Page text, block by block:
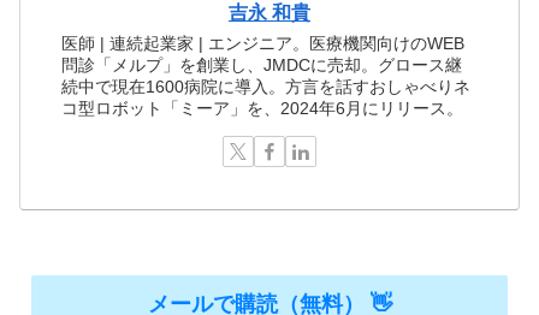
吉永 和貴
医師 | 連続起業家 | エンジニア。医療機関向けのWEB
問診「メルプ」を創業し、JMDCに売却。グロース継
続中で現在1600病院に導入。方言を話すおしゃべりネ
コ型ロボット「ミーア」を、2024年6月にリリース。
メールで購読（無料） 👋